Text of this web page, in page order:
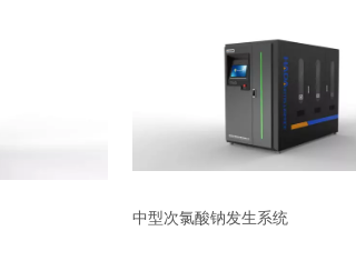
中型次氯酸钠发生系统